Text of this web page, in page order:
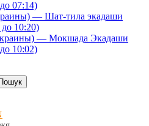
07:14)
— Шат-тила экадаши
10:20)
— Мокшада Экадаши
10:02)
Пошук